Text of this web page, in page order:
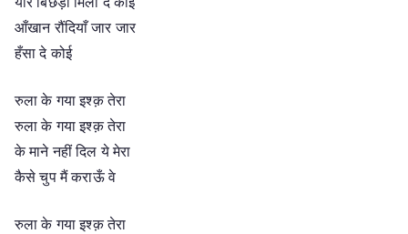
आँखान रौंदियाँ जार जार
हँसा दे कोई
रुला के गया इश्क़ तेरा
रुला के गया इश्क़ तेरा
के माने नहीं दिल ये मेरा
कैसे चुप मैं कराऊँ वे
रुला के गया इश्क़ तेरा